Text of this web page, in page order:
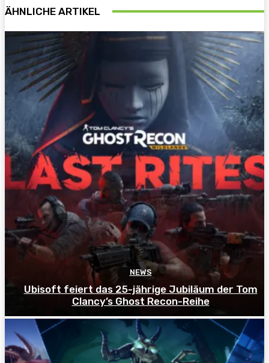
ÄHNLICHE ARTIKEL
NEWS
Ubisoft feiert das 25-jährige Jubiläum der Tom
Clancy’s Ghost Recon-Reihe